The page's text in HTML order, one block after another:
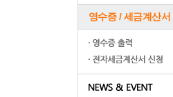
영수증 / 세금계산서